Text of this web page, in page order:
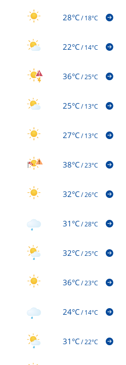
28°C/18°C
22°C/14°C
36°C/25°C
25°C/13°C
27°C/13°C
38°C/23°C
32°C/26°C
31°C/28°C
32°C/25°C
36°C/23°C
24°C/14°C
31°C/22°C